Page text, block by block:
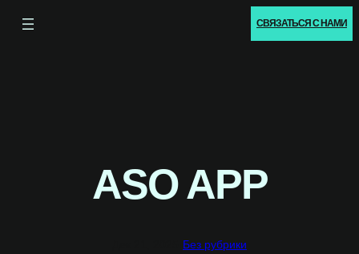
СВЯЗАТЬСЯ С НАМИ
ASO APP
Без рубрики